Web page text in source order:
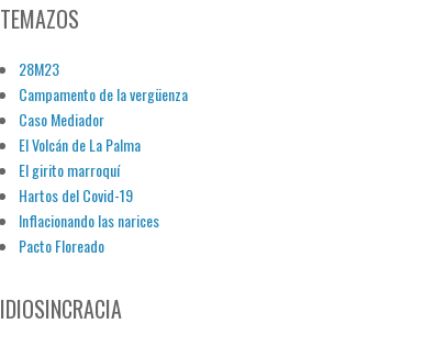
TEMAZOS
28M23
Campamento de la vergüenza
Caso Mediador
El Volcán de La Palma
El girito marroquí
Hartos del Covid-19
Inflacionando las narices
Pacto Floreado
IDIOSINCRACIA